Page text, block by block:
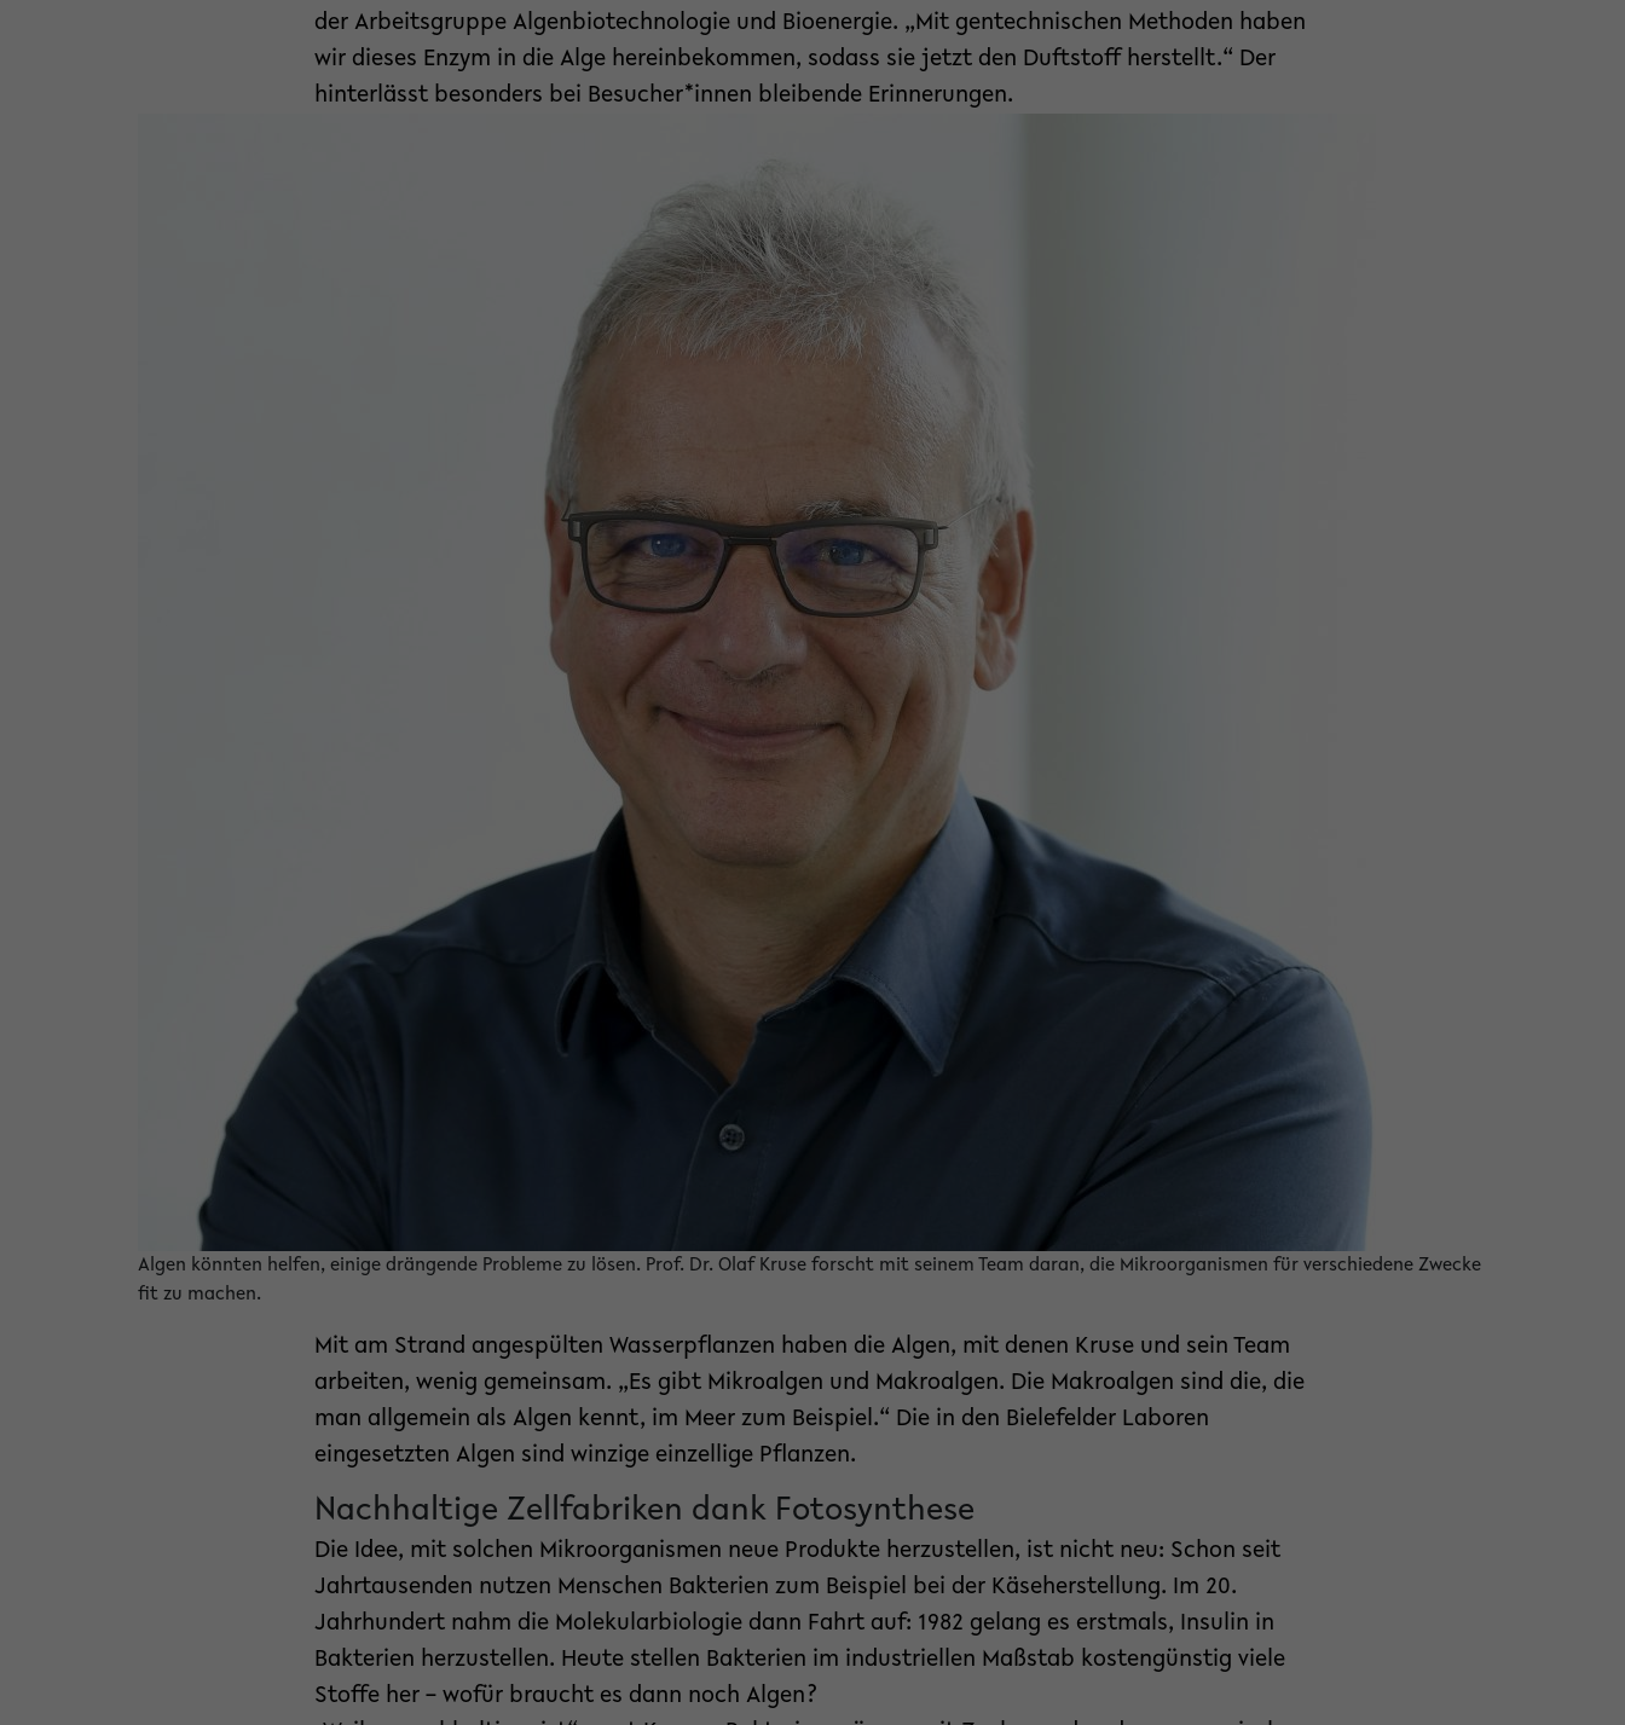
der Arbeitsgruppe Algenbiotechnologie und Bioenergie. „Mit gentechnischen Methoden haben
wir dieses Enzym in die Alge hereinbekommen, sodass sie jetzt den Duftstoff herstellt.“ Der
hinterlässt besonders bei Besucher*innen bleibende Erinnerungen.
Algen könnten helfen, einige drängende Probleme zu lösen. Prof. Dr. Olaf Kruse forscht mit seinem Team daran, die Mikroorganismen für verschiedene Zwecke
fit zu machen.
Mit am Strand angespülten Wasserpflanzen haben die Algen, mit denen Kruse und sein Team
arbeiten, wenig gemeinsam. „Es gibt Mikroalgen und Makroalgen. Die Makroalgen sind die, die
man allgemein als Algen kennt, im Meer zum Beispiel.“ Die in den Bielefelder Laboren
eingesetzten Algen sind winzige einzellige Pflanzen.
Nachhaltige Zellfabriken dank Fotosynthese
Die Idee, mit solchen Mikroorganismen neue Produkte herzustellen, ist nicht neu: Schon seit
Jahrtausenden nutzen Menschen Bakterien zum Beispiel bei der Käseherstellung. Im 20.
Jahrhundert nahm die Molekularbiologie dann Fahrt auf: 1982 gelang es erstmals, Insulin in
Bakterien herzustellen. Heute stellen Bakterien im industriellen Maßstab kostengünstig viele
Stoffe her – wofür braucht es dann noch Algen?